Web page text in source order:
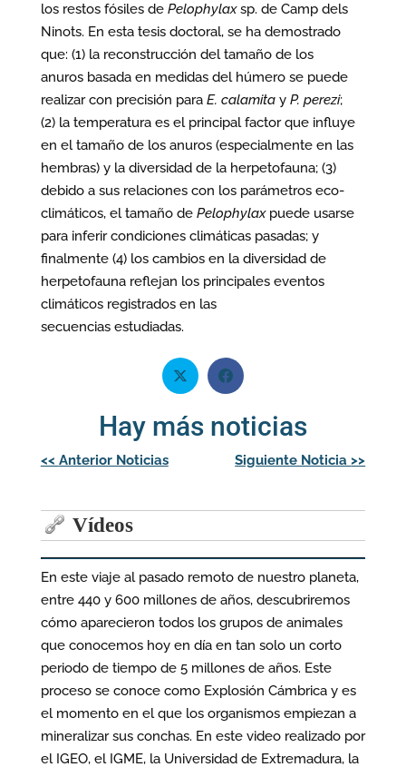
los restos fósiles de Pelophylaxsp. de Camp dels
Ninots. En esta tesis doctoral, se ha demostrado
que: (1) la reconstrucción del tamaño de los
anuros basada en medidas del húmero se puede
realizar con precisión para E. calamitay P. perezi;
(2) la temperatura es el principal factor que influye
en el tamaño de los anuros (especialmente en las
hembras) y la diversidad de la herpetofauna; (3)
debido a sus relaciones con los parámetros eco-
climáticos, el tamaño de Pelophylaxpuede usarse
para inferir condiciones climáticas pasadas; y
finalmente (4) los cambios en la diversidad de
herpetofauna reflejan los principales eventos
climáticos registrados en las
secuencias estudiadas.
Hay más noticias
Navegación
de
<< Anterior Noticias Siguiente Noticia >>
Vídeos
En este viaje al pasado remoto de nuestro planeta,
entre 440 y 600 millones de años, descubriremos
cómo aparecieron todos los grupos de animales
que conocemos hoy en día en tan solo un corto
periodo de tiempo de 5 millones de años. Este
proceso se conoce como Explosión Cámbrica y es
el momento en el que los organismos empiezan a
mineralizar sus conchas. En este video realizado por
el IGEO, el IGME, la Universidad de Extremadura, la